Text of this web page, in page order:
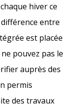
hiver ce
entre
est placée
pouvez pas le
auprès des
permis
des travaux